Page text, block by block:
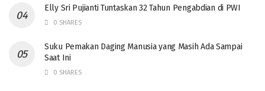
Elly Sri Pujianti Tuntaskan 32 Tahun Pengabdian di PWI
0 SHARES
‎Suku Pemakan Daging Manusia yang Masih Ada Sampai
Saat Ini
0 SHARES